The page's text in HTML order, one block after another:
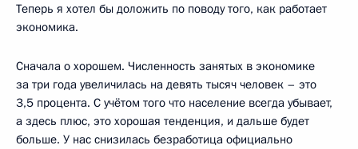
Теперь я хотел бы доложить по поводу того, как работает
экономика.
Сначала о хорошем. Численность занятых в экономике
за три года увеличилась на девять тысяч человек – это
3,5 процента. С учётом того что население всегда убывает,
а здесь плюс, это хорошая тенденция, и дальше будет
больше. У нас снизилась безработица официально